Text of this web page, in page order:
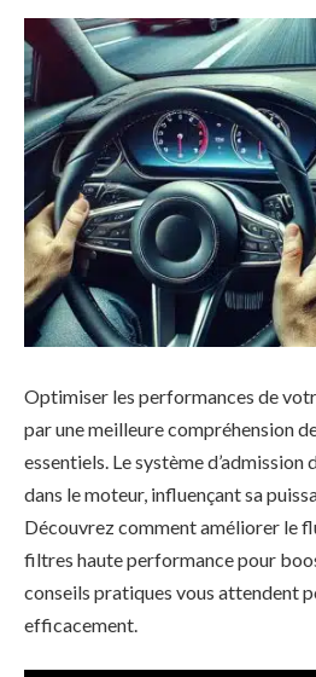
Optimiser les performances de
par une meilleure compréhension
essentiels. Le système d’admission
dans le moteur, influençant sa
Découvrez comment améliorer le
filtres haute performance pour
conseils pratiques vous attendent
efficacement.